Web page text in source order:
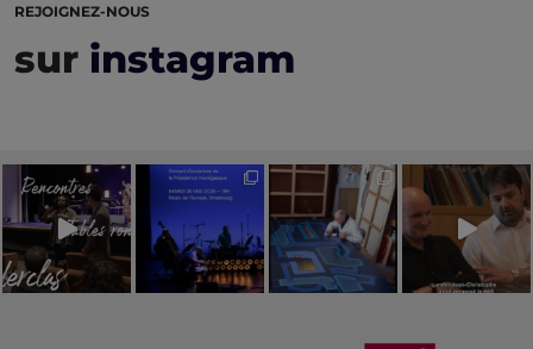
REJOIGNEZ-NOUS
sur instagram